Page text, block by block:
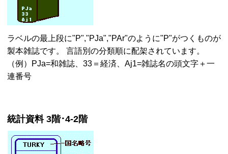
ラベルの最上段に"P","PJa","PAr"のように"P"がつくものが
製本雑誌です。 言語別の分類順に配架されています。
（例）PJa=和雑誌、33＝経済、Aj1=雑誌名の頭文字＋一
連番号
統計資料 3階･4-2階